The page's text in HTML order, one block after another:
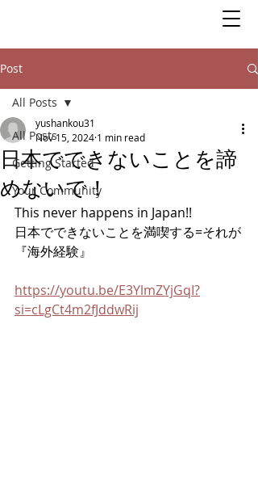
Post
All Posts
Getting Started
Your Community
All Posts
日本でできないことを諦
めないで！
yushankou31
Nov 15, 2024 1 min read
This never happens in Japan!!
日本でできないことを満喫する=それが
『海外経験』
https://youtu.be/E3YlmZYjGqI?
si=cLgCt4m2fJddwRij